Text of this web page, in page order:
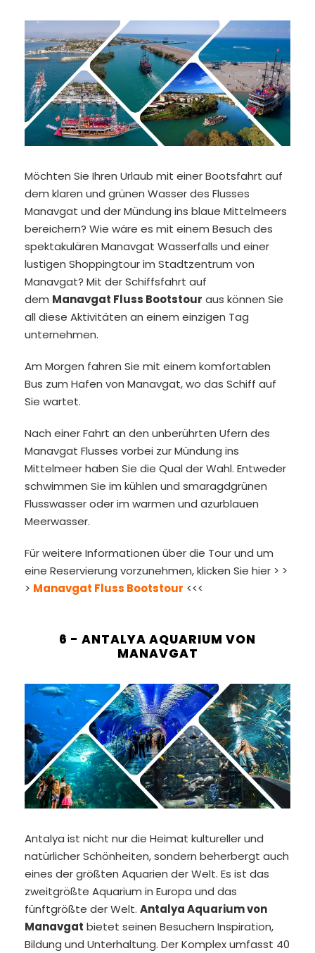
Möchten Sie Ihren Urlaub mit einer Bootsfahrt auf
dem klaren und grünen Wasser des Flusses
Manavgat und der Mündung ins blaue Mittelmeers
bereichern? Wie wäre es mit einem Besuch des
spektakulären Manavgat Wasserfalls und einer
lustigen Shoppingtour im Stadtzentrum von
Manavgat? Mit der Schiffsfahrt auf
dem Manavgat Fluss Bootstour aus können Sie
all diese Aktivitäten an einem einzigen Tag
unternehmen.
Am Morgen fahren Sie mit einem komfortablen
Bus zum Hafen von Manavgat, wo das Schiff auf
Sie wartet.
Nach einer Fahrt an den unberührten Ufern des
Manavgat Flusses vorbei zur Mündung ins
Mittelmeer haben Sie die Qual der Wahl. Entweder
schwimmen Sie im kühlen und smaragdgrünen
Flusswasser oder im warmen und azurblauen
Meerwasser.
Für weitere Informationen über die Tour und um
eine Reservierung vorzunehmen, klicken Sie hier > >
> Manavgat Fluss Bootstour <<<
6 - ANTALYA AQUARIUM VON
MANAVGAT
Antalya ist nicht nur die Heimat kultureller und
natürlicher Schönheiten, sondern beherbergt auch
eines der größten Aquarien der Welt. Es ist das
zweitgrößte Aquarium in Europa und das
fünftgrößte der Welt. Antalya Aquarium von
Manavgat bietet seinen Besuchern Inspiration,
Bildung und Unterhaltung. Der Komplex umfasst 40